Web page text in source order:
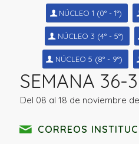
NÚCLEO 1 (0° - 1°)
NÚCLEO 3 (4° - 5°)
NÚCLEO 5 (8° - 9°)
SEMANA 36-
Del 08 al 18 de noviembre de
CORREOS